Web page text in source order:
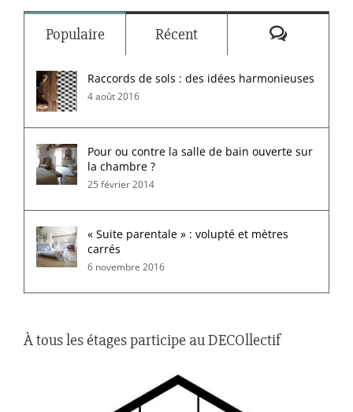
Populaire Récent
Raccords de sols : des idées harmonieuses
4 août 2016
Pour ou contre la salle de bain ouverte sur
la chambre ?
25 février 2014
« Suite parentale » : volupté et mètres
carrés
6 novembre 2016
À tous les étages participe au DECOllectif